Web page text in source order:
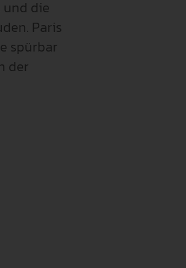
und die
Paris
spürbar
der
Richtlinien aus